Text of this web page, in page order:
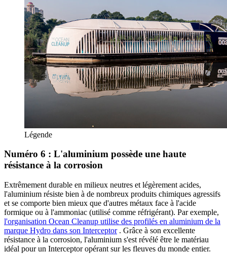
Légende
Numéro 6 : L'aluminium possède une haute
résistance à la corrosion
Extrêmement durable en milieux neutres et légèrement acides,
l'aluminium résiste bien à de nombreux produits chimiques agressifs
et se comporte bien mieux que d'autres métaux face à l'acide
formique ou à l'ammoniac (utilisé comme réfrigérant). Par exemple,
l'organisation Ocean Cleanup utilise des profilés en aluminium de la
marque Hydro dans son Interceptor. Grâce à son excellente
résistance à la corrosion, l'aluminium s'est révélé être le matériau
idéal pour un Interceptor opérant sur les fleuves du monde entier.